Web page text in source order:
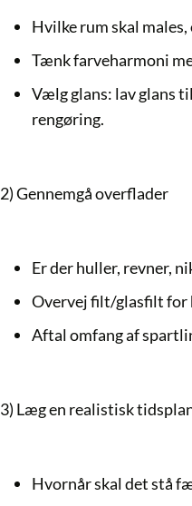
Hvilke rum skal
Tænk farveharmoni
Vælg glans: lav glans
rengøring.
2) Gennemgå overflader
Er der huller, revner,
Overvej filt/glasfilt for
Aftal omfang af
3) Læg en realistisk
Hvornår skal det stå